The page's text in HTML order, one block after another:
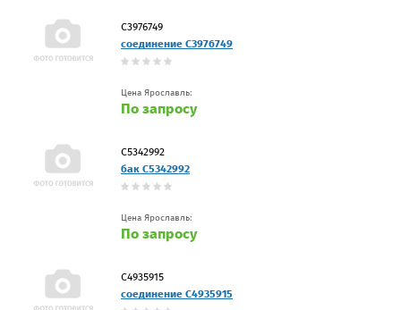
C3976749
соединение C3976749
Цена Ярославль:
По запросу
C5342992
бак C5342992
Цена Ярославль:
По запросу
C4935915
соединение C4935915